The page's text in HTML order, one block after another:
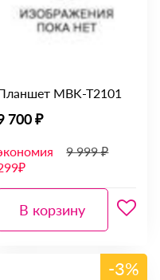
MBK-T2101
700 ₽
9 999 ₽
В корзину
-3%